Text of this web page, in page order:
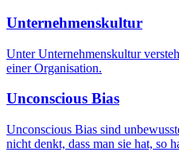
Unternehmenskultur
Unter Unternehmenskultur
einer Organisation.
Unconscious Bias
Unconscious Bias sind
nicht denkt, dass man sie hat, so